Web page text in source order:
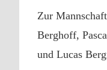
Zur
Berghoff,
und Lucas